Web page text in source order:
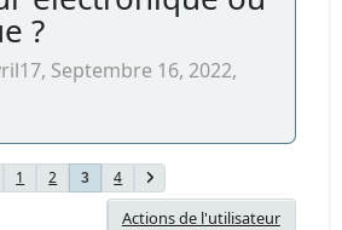
?
Septembre 16, 2022,
1 2 3 4
Actions de l'utilisateur